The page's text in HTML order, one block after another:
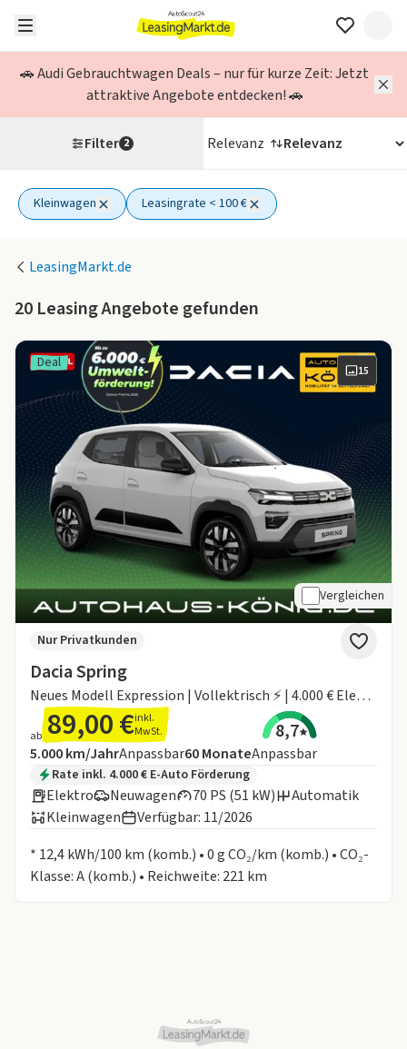
🚗 Audi Gebrauchtwagen Deals – nur für kurze Zeit: Jetzt
attraktive Angebote entdecken! 🚗
LeasingMarkt.de
20 Leasing Angebote gefunden
Filter 2 Relevanz
Kleinwagen Leasingrate < 100 €
2 aktive Filter
15
Deal
Vergleichen
Dacia Spring
Neues Modell Expression | Vollektrisch ⚡️ | 4.000 € Elektro-Prämie als Anzahlung (finanzierbar)
Nur Privatkunden
ab 89,00 €inkl.
MwSt.
8,7
Angebotsdetails:
Inklusive Laufleistung
5.000 km/JahrAnpassbarLaufzeit
60MonateAnpassbar
Zusätzliche Fahrzeuginformationen:
Rate inkl. 4.000 € E-Auto Förderung
Elektro Neuwagen 70 PS (51 kW)
Automatik
Kleinwagen
Verfügbar: 11/2026
* 12,4 kWh/100 km (komb.) • 0 g CO₂/km (komb.) • CO₂-
Klasse: A (komb.) • Reichweite: 221 km